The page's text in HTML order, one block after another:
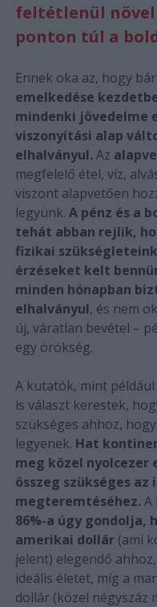
feltétlenül
ponton túl a
Ennek oka az, hogy bár
emelkedése
mindenki jövedelme
viszonyítási alap
elhalványul. Az
megfelelő étel, víz,
viszont alapvetően
legyünk. A pénz és a
tehát abban rejlik,
fizikai
érzéseket kelt
minden hónapban
elhalványul, és nem
új, váratlan bevétel –
egy örökség.
A kutatók, mint
is választ kerestek,
szükséges ahhoz,
legyenek. Hat
meg közel nyolcezer
összeg szükséges
megteremtéséhez. A
86%-a úgy
amerikai dollár(ami
jelent) elegendő
ideális életet, míg a
dollár (közel négyszáz